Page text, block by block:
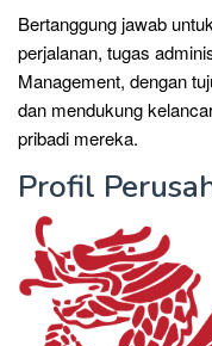
Bertanggung jawab
perjalanan, tugas
Management, dengan
dan mendukung
pribadi mereka.
Profil